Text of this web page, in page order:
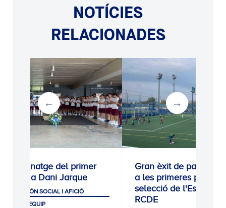
NOTÍCIES
RELACIONADES
Homenatge del primer
equip a Dani Jarque
CLUB, MÓN SOCIAL I AFICIÓ
PRIMER EQUIP
Gran èxit de
a les primeres proves
selecció de l'Escola
RCDE